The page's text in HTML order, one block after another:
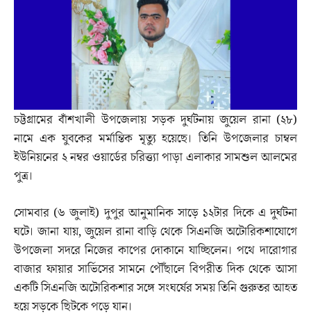
চট্টগ্রামের বাঁশখালী উপজেলায় সড়ক দুর্ঘটনায় জুয়েল রানা (২৮)
নামে এক যুবকের মর্মান্তিক মৃত্যু হয়েছে। তিনি উপজেলার চাম্বল
ইউনিয়নের ২ নম্বর ওয়ার্ডের চরিত্ত্যা পাড়া এলাকার সামশুল আলমের
পুত্র।
সোমবার (৬ জুলাই) দুপুর আনুমানিক সাড়ে ১২টার দিকে এ দুর্ঘটনা
ঘটে। জানা যায়, জুয়েল রানা বাড়ি থেকে সিএনজি অটোরিকশাযোগে
উপজেলা সদরে নিজের কাপের দোকানে যাচ্ছিলেন। পথে দারোগার
বাজার ফায়ার সার্ভিসের সামনে পৌঁছালে বিপরীত দিক থেকে আসা
একটি সিএনজি অটোরিকশার সঙ্গে সংঘর্ষের সময় তিনি গুরুতর আহত
হয়ে সড়কে ছিটকে পড়ে যান।